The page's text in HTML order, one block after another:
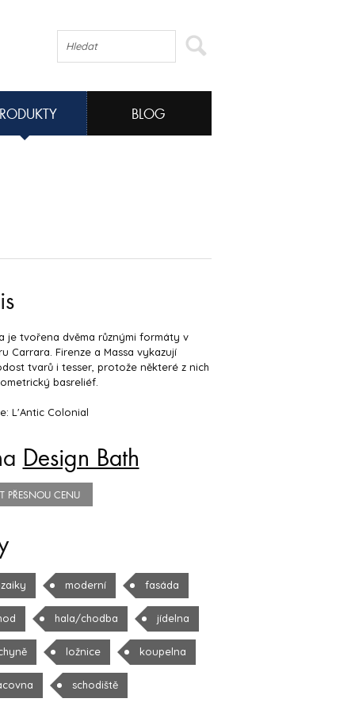
BLOG
je tvořena dvěma různými formáty v
Carrara. Firenze a Massa vykazují
tvarů i tesser, protože některé z nich
basreliéf.
L'Antic Colonial
Design Bath
PŘESNOU CENU
moderní fasáda
hala/chodba jídelna
ložnice koupelna
schodiště